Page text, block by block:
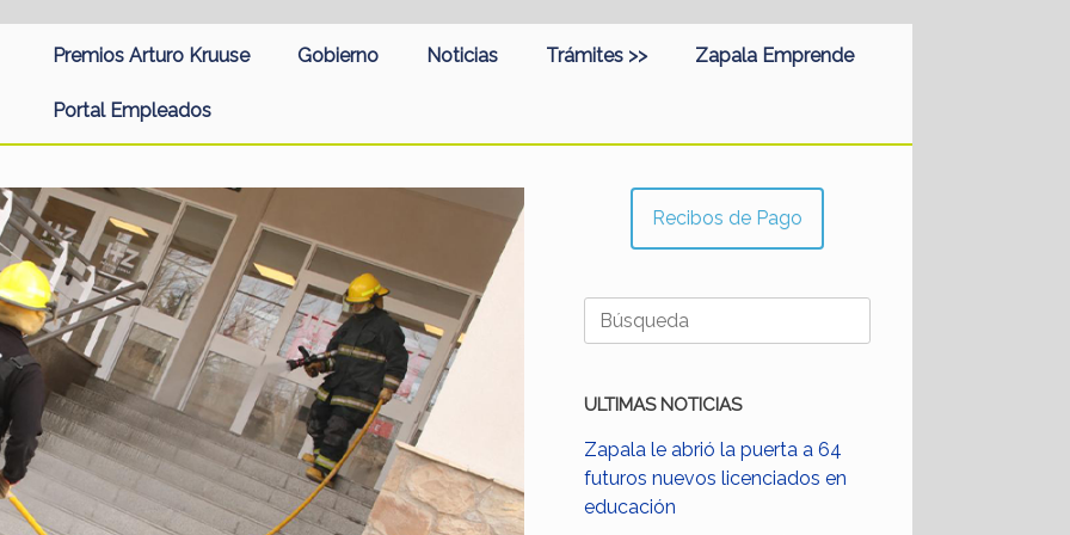
Premios Arturo Kruuse Gobierno Noticias Trámites >> Zapala Emprende
Portal Empleados
Recibos de Pago
Buscar:
ULTIMAS NOTICIAS
Zapala le abrió la puerta a 64
futuros nuevos licenciados en
educación